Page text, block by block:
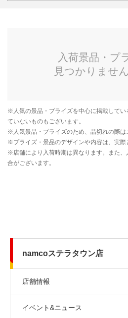
namcoステラタウン店
店舗情報
イベント&ニュース